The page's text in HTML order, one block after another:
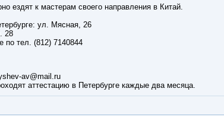
ездят к мастерам своего направления в Китай.
ул. Мясная, 26
28
по тел. (812) 7140844
av@mail.ru
аттестацию в Петербурге каждые два месяца.